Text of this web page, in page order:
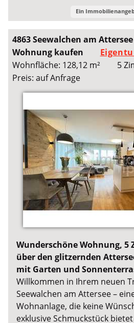
Ein
4863 Seewalchen am Attersee
Wohnung kaufen
Wohnfläche: 128,12 m²
5
Preis: auf Anfrage
Wunderschöne Wohnung,
über den glitzernden
mit Garten und
Willkommen in Ihrem neuen
Seewalchen am Attersee –
Wohnanlage, die keine
exklusive Schmuckstück